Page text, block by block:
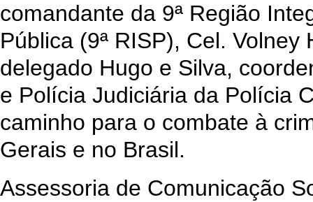
comandante da 9ª Região
Pública (9ª RISP), Cel. Volney
delegado Hugo e Silva,
e Polícia Judiciária da Polícia
caminho para o combate à
Gerais e no Brasil.
Assessoria de Comunicação